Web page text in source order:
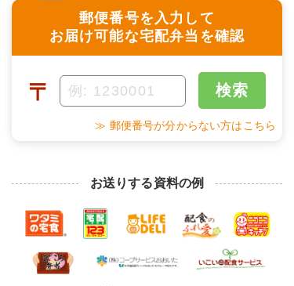
郵便番号を入力して
お届け可能な宅配弁当を確認
〒 検索
≫ 郵便番号が分からない方はこちら
お送りする資料の例